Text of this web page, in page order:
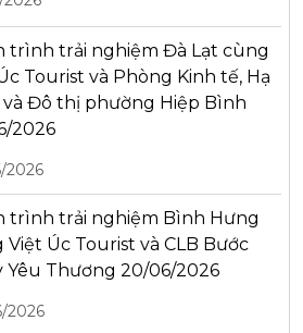
trình trải nghiệm Đà Lạt cùng
Tourist và Phòng Kinh tế, Hạ
Đô thị phường Hiệp Bình
2026
2026
trình trải nghiệm Bình Hưng
Việt Úc Tourist và CLB Bước
Yêu Thương 20/06/2026
2026